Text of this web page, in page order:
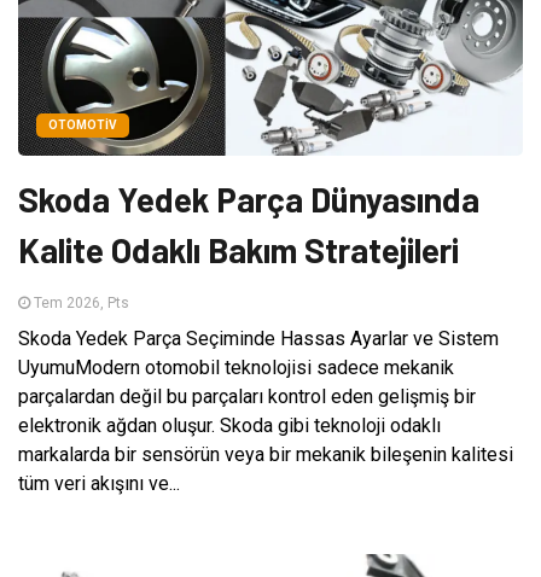
OTOMOTIV
Skoda Yedek Parça Dünyasında
Kalite Odaklı Bakım Stratejileri
Tem 2026, Pts
Skoda Yedek Parça Seçiminde Hassas Ayarlar ve Sistem
UyumuModern otomobil teknolojisi sadece mekanik
parçalardan değil bu parçaları kontrol eden gelişmiş bir
elektronik ağdan oluşur. Skoda gibi teknoloji odaklı
markalarda bir sensörün veya bir mekanik bileşenin kalitesi
tüm veri akışını ve...